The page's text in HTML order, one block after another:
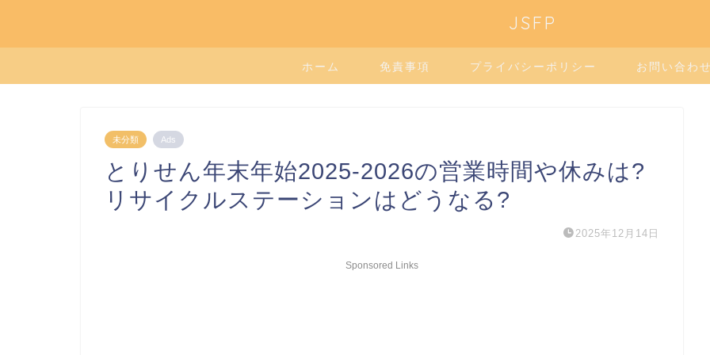
JSFP
ホーム 免責事項 プライバシーポリシー お問い合わ
未分類 Ads
とりせん年末年始2025-2026の営業時間や休みは?
リサイクルステーションはどうなる?
2025年12月14日
Sponsored Links